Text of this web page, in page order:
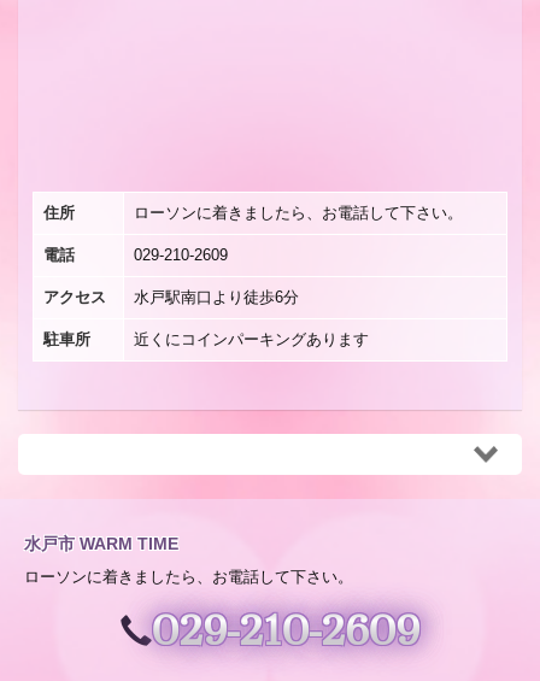
住所 ローソンに着きましたら、お電話して下さい。
電話 029-210-2609
アクセス 水戸駅南口より徒歩6分
駐車所 近くにコインパーキングあります
水戸市 WARM TIME
ローソンに着きましたら、お電話して下さい。
029-210-2609